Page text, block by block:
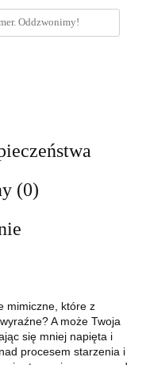
(0)
mimiczne, które z
A może Twoja
się mniej napięta i
procesem starzenia i